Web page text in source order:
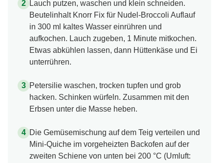
Lauch putzen, waschen und klein schneiden.
Beutelinhalt Knorr Fix für Nudel-Broccoli Auflauf
in 300 ml kaltes Wasser einrühren und
aufkochen. Lauch zugeben, 1 Minute mitkochen.
Etwas abkühlen lassen, dann Hüttenkäse und Ei
unterrühren.
Petersilie waschen, trocken tupfen und grob
hacken. Schinken würfeln. Zusammen mit den
Erbsen unter die Masse heben.
Die Gemüsemischung auf dem Teig verteilen und
Mini-Quiche im vorgeheizten Backofen auf der
zweiten Schiene von unten bei 200 °C (Umluft: